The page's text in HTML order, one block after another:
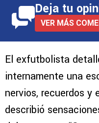
Deja tu
VER MÁS
El exfutbolista
internamente una
nervios, recuerdos y
describió